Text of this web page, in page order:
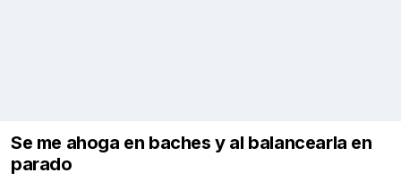
Se me ahoga en baches y al balancearla en
parado